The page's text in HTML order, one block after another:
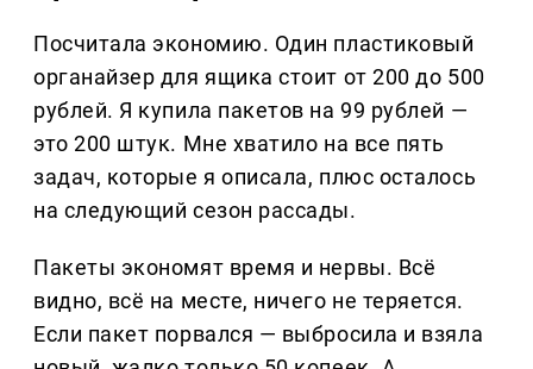
Посчитала экономию. Один пластиковый
органайзер для ящика стоит от 200 до 500
рублей. Я купила пакетов на 99 рублей —
это 200 штук. Мне хватило на все пять
задач, которые я описала, плюс осталось
на следующий сезон рассады.
Пакеты экономят время и нервы. Всё
видно, всё на месте, ничего не теряется.
Если пакет порвался — выбросила и взяла